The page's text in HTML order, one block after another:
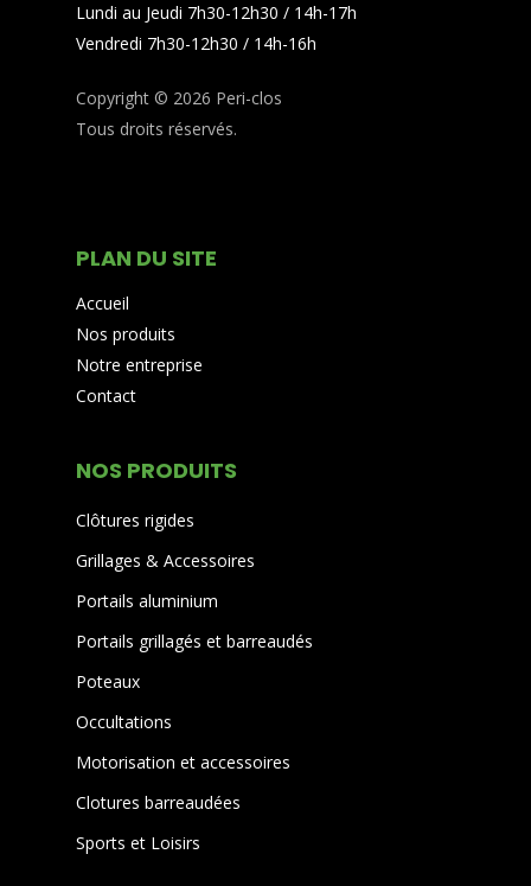
Lundi au Jeudi 7h30-12h30 / 14h-17h
Vendredi 7h30-12h30 / 14h-16h
Copyright © 2026 Peri-clos
Tous droits réservés.
PLAN DU SITE
Accueil
Nos produits
Notre entreprise
Contact
NOS PRODUITS
Clôtures rigides
Grillages & Accessoires
Portails aluminium
Portails grillagés et barreaudés
Poteaux
Occultations
Motorisation et accessoires
Clotures barreaudées
Sports et Loisirs